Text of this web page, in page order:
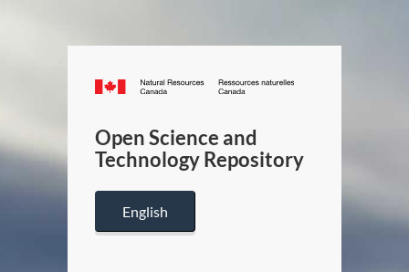
Canada.ca
/
Canada
Open Science and
Technology Repository
English